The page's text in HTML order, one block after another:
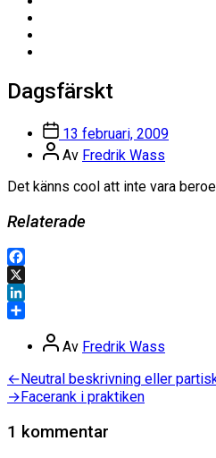
Dagsfärskt
Inläggsdatum
13 februari, 2009
Inläggsförfattare
Av Fredrik Wass
Det känns cool att inte vara
Relaterade
Facebook
X
LinkedIn
Inläggsförfattare
Av Fredrik Wass
Inläggsnavigering
←Föregående
inlägg:
Neutral beskrivning eller
→Nästa
Facerank i praktiken
1 kommentar